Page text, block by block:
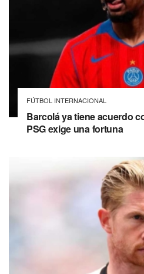
FÚTBOL INTERNACIONAL
Barcolá ya tiene acuerdo
PSG exige una fortuna